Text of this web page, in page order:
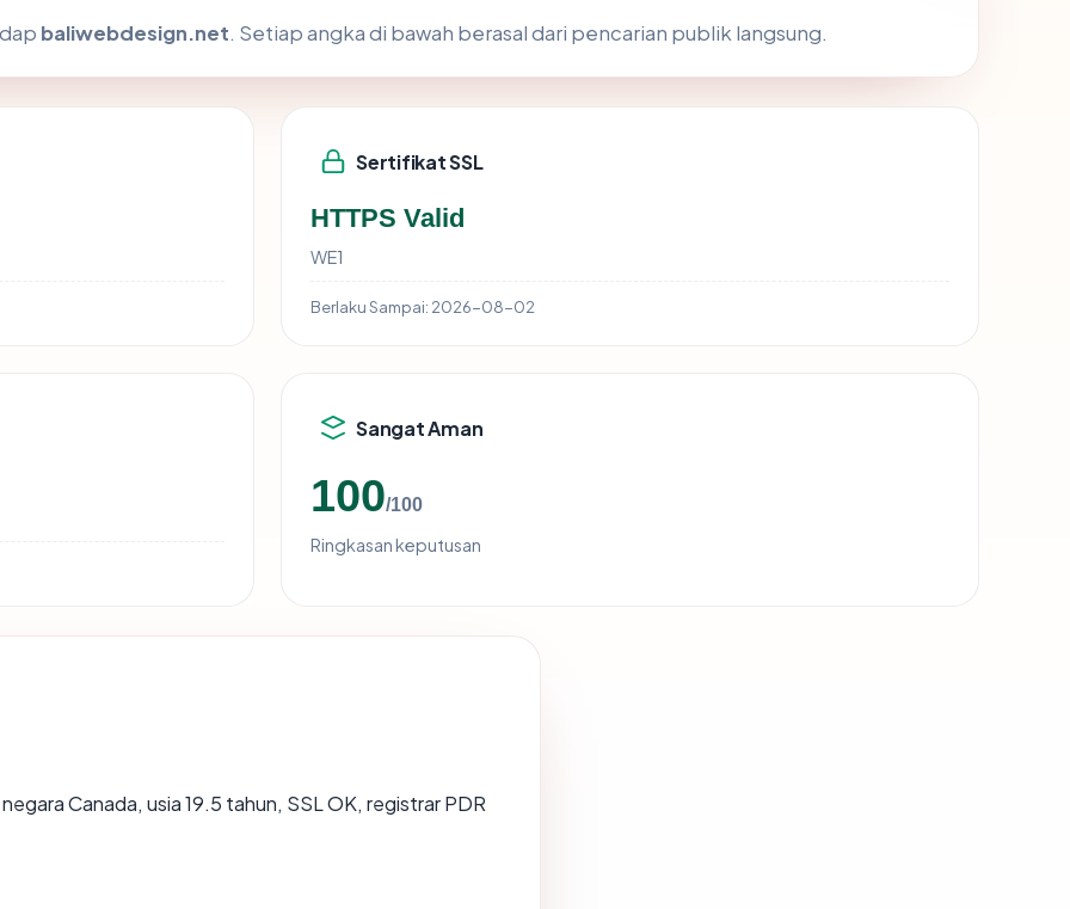
baliwebdesign.net. Setiap angka di bawah berasal dari pencarian publik langsung.
Sertifikat SSL
HTTPS Valid
WE1
Berlaku Sampai: 2026-08-02
Sangat Aman
100/100
Ringkasan keputusan
Canada, usia 19.5 tahun, SSL OK, registrar PDR